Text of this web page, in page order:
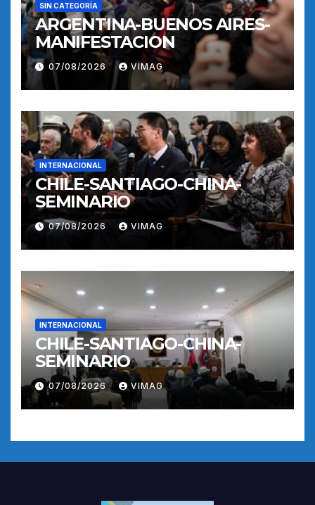
SIN CATEGORÍA
ARGENTINA-BUENOS AIRES-
MANIFESTACION
07/08/2026 VIMAG
INTERNACIONAL
CHILE-SANTIAGO-CHINA-
SEMINARIO
07/08/2026 VIMAG
INTERNACIONAL
CHILE-SANTIAGO-CHINA-
SEMINARIO
07/08/2026 VIMAG